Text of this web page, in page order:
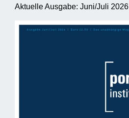
Aktuelle Ausgabe: Juni/Juli 2026